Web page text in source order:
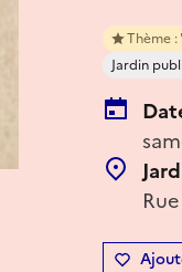
Thème :
Jardin